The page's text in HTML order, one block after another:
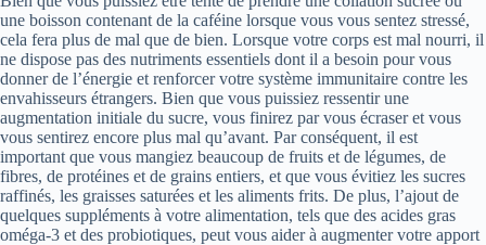
une boisson contenant de la caféine lorsque vous vous sentez stressé,
cela fera plus de mal que de bien. Lorsque votre corps est mal nourri, il
ne dispose pas des nutriments essentiels dont il a besoin pour vous
donner de l’énergie et renforcer votre système immunitaire contre les
envahisseurs étrangers. Bien que vous puissiez ressentir une
augmentation initiale du sucre, vous finirez par vous écraser et vous
vous sentirez encore plus mal qu’avant. Par conséquent, il est
important que vous mangiez beaucoup de fruits et de légumes, de
fibres, de protéines et de grains entiers, et que vous évitiez les sucres
raffinés, les graisses saturées et les aliments frits. De plus, l’ajout de
quelques suppléments à votre alimentation, tels que des acides gras
oméga-3 et des probiotiques, peut vous aider à augmenter votre apport